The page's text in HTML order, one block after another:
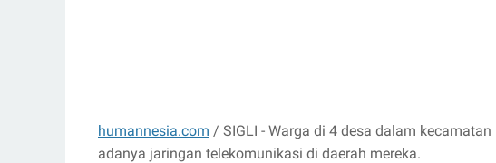
humannesia.com / SIGLI - Warga di 4 desa dalam
adanya jaringan telekomunikasi di daerah mereka.